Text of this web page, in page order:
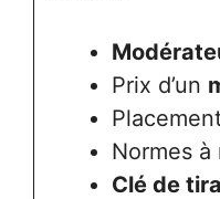
Prix d’un
Normes
Clé de